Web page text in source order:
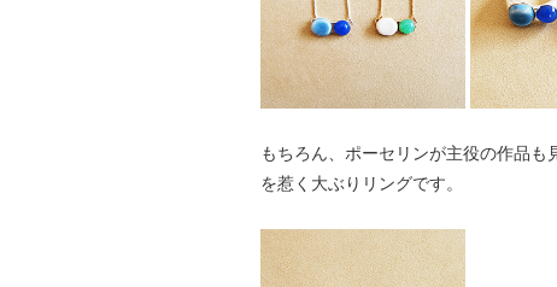
もちろん、ポーセリンが主役の作品
を惹く大ぶりリングです。